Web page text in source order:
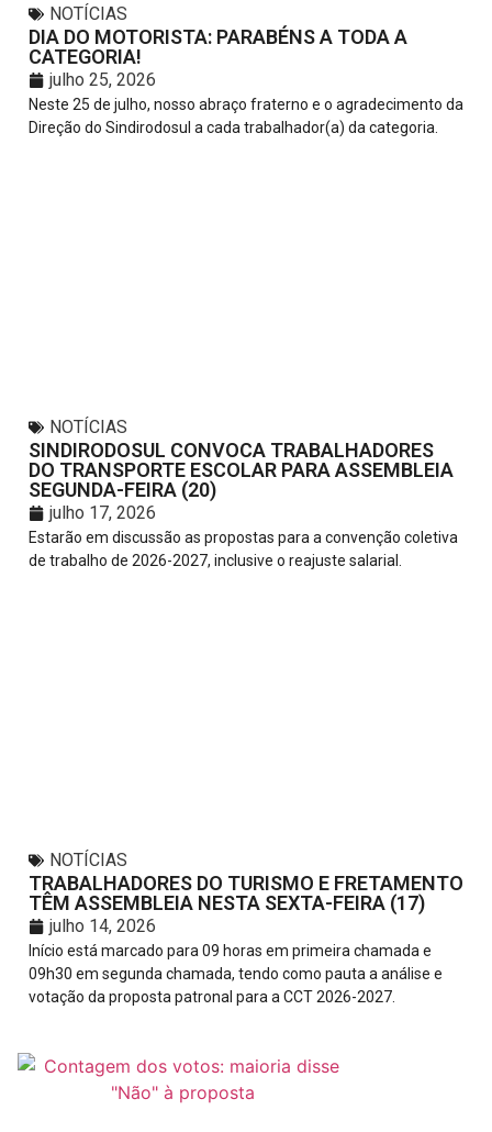
NOTÍCIAS
DIA DO MOTORISTA: PARABÉNS A TODA A
CATEGORIA!
julho 25, 2026
Neste 25 de julho, nosso abraço fraterno e o agradecimento da
Direção do Sindirodosul a cada trabalhador(a) da categoria.
NOTÍCIAS
SINDIRODOSUL CONVOCA TRABALHADORES
DO TRANSPORTE ESCOLAR PARA ASSEMBLEIA
SEGUNDA-FEIRA (20)
julho 17, 2026
Estarão em discussão as propostas para a convenção coletiva
de trabalho de 2026-2027, inclusive o reajuste salarial.
NOTÍCIAS
TRABALHADORES DO TURISMO E FRETAMENTO
TÊM ASSEMBLEIA NESTA SEXTA-FEIRA (17)
julho 14, 2026
Início está marcado para 09 horas em primeira chamada e
09h30 em segunda chamada, tendo como pauta a análise e
votação da proposta patronal para a CCT 2026-2027.